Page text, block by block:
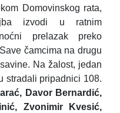
Domovinskog rata,
izvodi u ratnim
prelazak preko
čamcima na drugu
Na žalost, jedan
stradali pripadnici 108.
Davor Bernardić,
Zvonimir Kvesić,